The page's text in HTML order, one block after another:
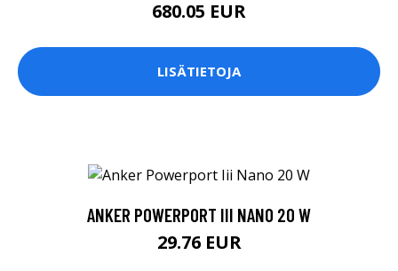
680.05 EUR
LISÄTIETOJA
ANKER POWERPORT III NANO 20 W
29.76 EUR